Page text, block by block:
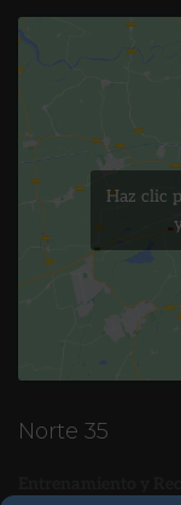
Haz clic
Norte 35